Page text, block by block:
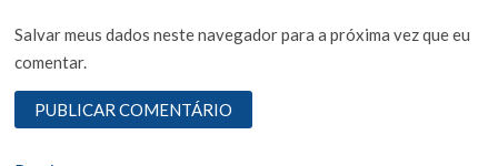
Salvar meus dados neste navegador para a próxima vez que eu
comentar.